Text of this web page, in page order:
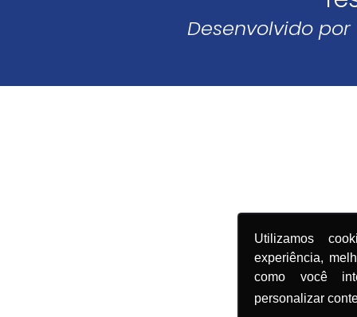
Utilizamos
experiência,
como você
personalizar
Desenvolvido por